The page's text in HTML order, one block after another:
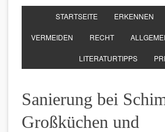
STARTSEITE ERKENNEN
VERMEIDEN RECHT
LITERATURTIPPS
Sanierung bei
Großküchen und